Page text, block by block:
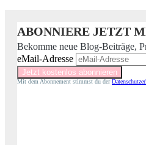
ABONNIERE JETZT
Bekomme neue Blog-Beiträge,
eMail-Adresse
Mit dem Abonnement stimmst du der